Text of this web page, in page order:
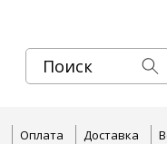
Оплата Доставка